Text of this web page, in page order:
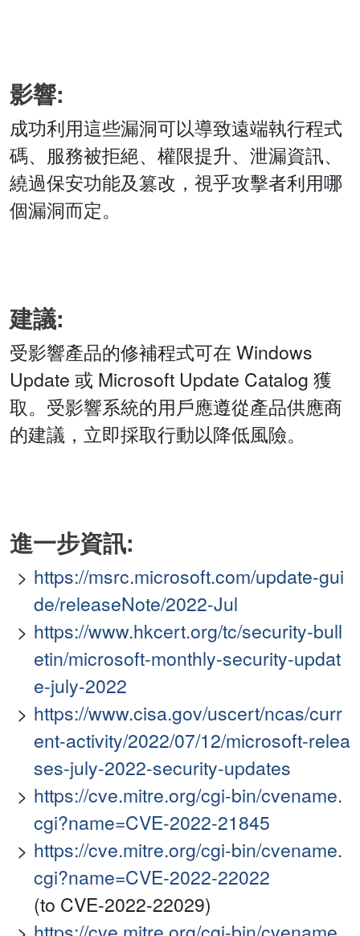
影響:
成功利用這些漏洞可以導致遠端執行程式
碼、服務被拒絕、權限提升、泄漏資訊、
繞過保安功能及篡改，視乎攻擊者利用哪
個漏洞而定。
建議:
受影響產品的修補程式可在 Windows
Update 或 Microsoft Update Catalog 獲
取。受影響系統的用戶應遵從產品供應商
的建議，立即採取行動以降低風險。
進一步資訊:
https://msrc.microsoft.com/update-gui
de/releaseNote/2022-Jul
https://www.hkcert.org/tc/security-bull
etin/microsoft-monthly-security-updat
e-july-2022
https://www.cisa.gov/uscert/ncas/curr
ent-activity/2022/07/12/microsoft-relea
ses-july-2022-security-updates
https://cve.mitre.org/cgi-bin/cvename.
cgi?name=CVE-2022-21845
https://cve.mitre.org/cgi-bin/cvename.
cgi?name=CVE-2022-22022
(to CVE-2022-22029)